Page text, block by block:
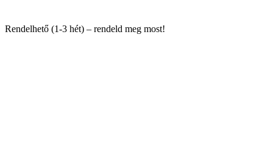
Rendelhető (1-3 hét) – rendeld meg most!